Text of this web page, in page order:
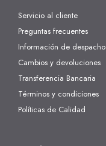
Servicio al cliente
Preguntas frecuentes
Información de despacho
Cambios y devoluciones
Transferencia Bancaria
Términos y condiciones
Políticas de Calidad